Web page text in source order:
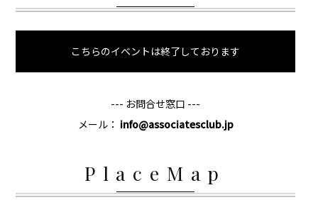
こちらのイベントは終了しております
--- お問合せ窓口 ---
メール： info@associatesclub.jp
PlaceMap